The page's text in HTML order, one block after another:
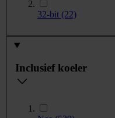
32-bit (22)
Inclusief koeler